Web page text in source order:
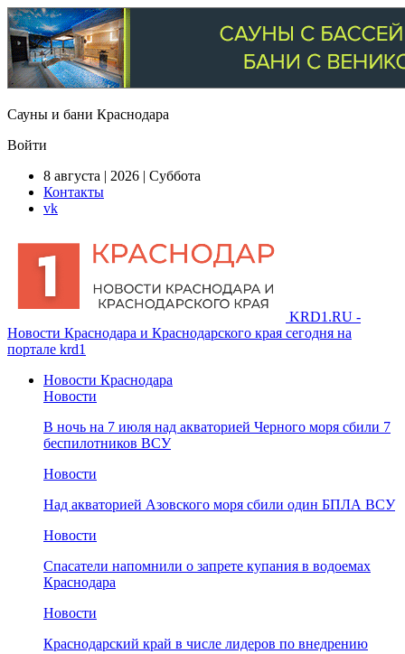
Сауны и бани Краснодара
Войти
8 августа | 2026 | Суббота
Контакты
vk
KRD1.RU -
Новости Краснодара и Краснодарского края сегодня на
портале krd1
Новости Краснодара
Новости
В ночь на 7 июля над акваторией Черного моря сбили 7
беспилотников ВСУ
Новости
Над акваторией Азовского моря сбили один БПЛА ВСУ
Новости
Спасатели напомнили о запрете купания в водоемах
Краснодара
Новости
Краснодарский край в числе лидеров по внедрению